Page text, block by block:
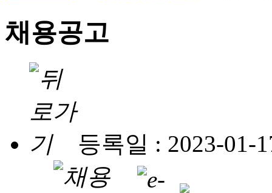
채용공고
등록일 : 2023-01-